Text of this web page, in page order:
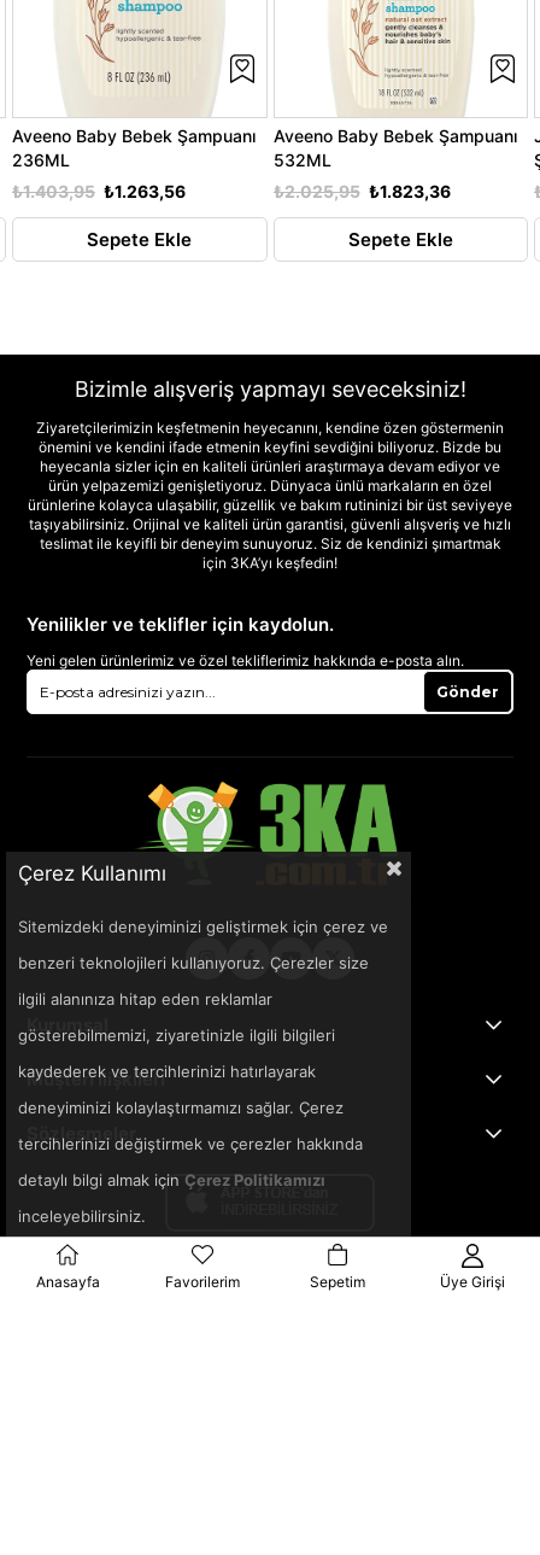
Aveeno Baby Bebek Şampuanı
236ML
₺1.263,56
₺1.403,95
Sepete Ekle
Aveeno Baby Bebek Şampuanı
532ML
₺1.823,36
₺2.025,95
Sepete Ekle
Bizimle alışveriş yapmayı seveceksiniz!
Ziyaretçilerimizin keşfetmenin heyecanını, kendine özen göstermenin
önemini ve kendini ifade etmenin keyfini sevdiğini biliyoruz. Bizde bu
heyecanla sizler için en kaliteli ürünleri araştırmaya devam ediyor ve
ürün yelpazemizi genişletiyoruz. Dünyaca ünlü markaların en özel
ürünlerine kolayca ulaşabilir, güzellik ve bakım rutininizi bir üst seviyeye
taşıyabilirsiniz. Orijinal ve kaliteli ürün garantisi, güvenli alışveriş ve hızlı
teslimat ile keyifli bir deneyim sunuyoruz. Siz de kendinizi şımartmak
için 3KA’yı keşfedin!
Yenilikler ve teklifler için kaydolun.
Yeni gelen ürünlerimiz ve özel tekliflerimiz hakkında e-posta alın.
Gönder
Kurumsal
Müşteri İlişkileri
Sözleşmeler
Çerez Kullanımı
Sitemizdeki deneyiminizi geliştirmek için çerez ve
benzeri teknolojileri kullanıyoruz. Çerezler size
ilgili alanınıza hitap eden reklamlar
gösterebilmemizi, ziyaretinizle ilgili bilgileri
kaydederek ve tercihlerinizi hatırlayarak
deneyiminizi kolaylaştırmamızı sağlar. Çerez
tercihlerinizi değiştirmek ve çerezler hakkında
detaylı bilgi almak için Çerez Politikamızı
inceleyebilirsiniz.
Anasayfa Favorilerim Sepetim Üye Girişi